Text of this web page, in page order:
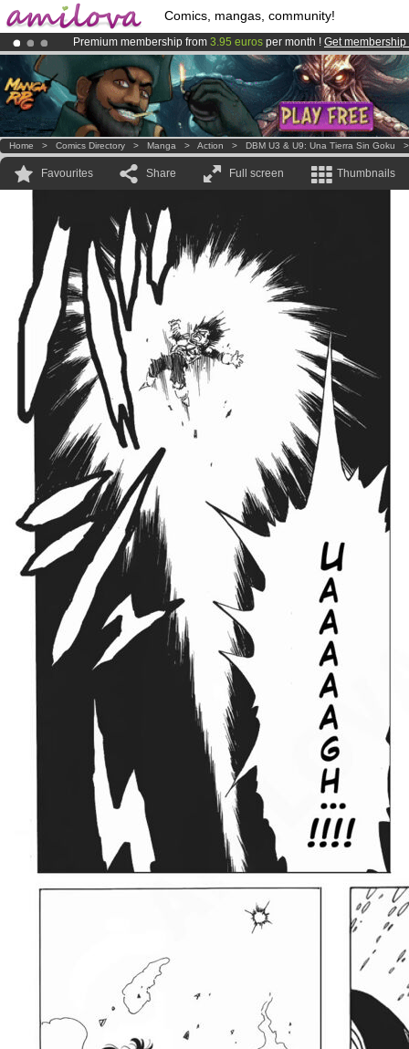
Comics, mangas, community!
Premium membership from 3.95 euros per month ! Get membership
Already 100000membersand 1000comics & mangas!.
AmilovaKickstarter is now LIVE!.
Home > Comics Directory > Manga > Action > DBM U3 & U9: Una Tierra Sin Goku
Favourites Share Full screen Thumbnails